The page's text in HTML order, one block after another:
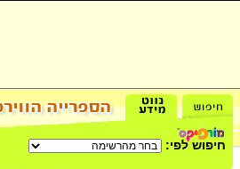
חיפוש לפי: